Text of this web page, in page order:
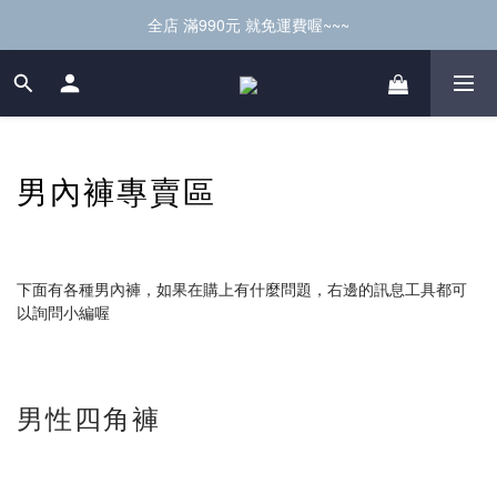
全店 滿990元 就免運費喔~~~
男內褲專賣區
下面有各種男內褲，如果在購上有什麼問題，右邊的訊息工具都可
以詢問小編喔
男性四角褲